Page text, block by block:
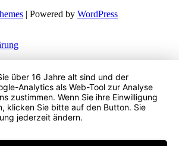
| Powered by WordPress
über 16 Jahre alt sind und der
Analytics als Web-Tool zur Analyse
zustimmen. Wenn Sie ihre Einwilligung
klicken Sie bitte auf den Button. Sie
jederzeit ändern.